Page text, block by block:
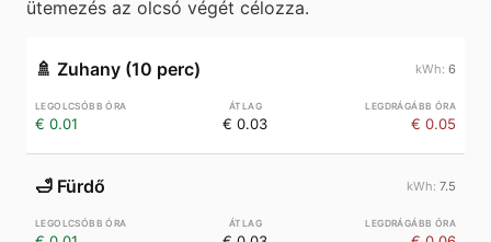
ütemezés az olcsó végét célozza.
🚿 Zuhany (10 perc) 6
€ 0.01 € 0.03 € 0.05
🛁 Fürdő 7.5